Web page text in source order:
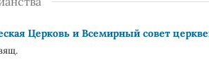
Церковь и Всемирный совет